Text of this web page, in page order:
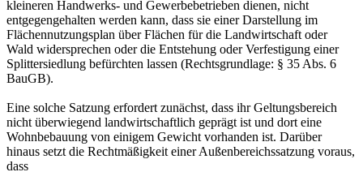
kleineren Handwerks- und Gewerbebetrieben dienen, nicht
entgegengehalten werden kann, dass sie einer Darstellung im
Flächennutzungsplan über Flächen für die Landwirtschaft oder
Wald widersprechen oder die Entstehung oder Verfestigung einer
Splittersiedlung befürchten lassen (Rechtsgrundlage: § 35 Abs. 6
BauGB).
Eine solche Satzung erfordert zunächst, dass ihr Geltungsbereich
nicht überwiegend landwirtschaftlich geprägt ist und dort eine
Wohnbebauung von einigem Gewicht vorhanden ist. Darüber
hinaus setzt die Rechtmäßigkeit einer Außenbereichssatzung voraus,
dass